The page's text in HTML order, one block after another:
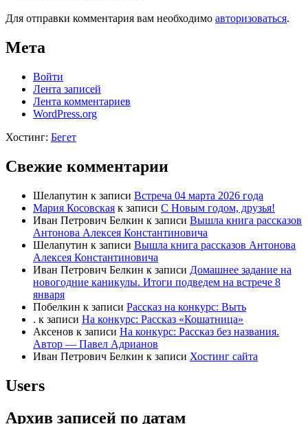
Для отправки комментария вам необходимо авторизоваться.
Мета
Войти
Лента записей
Лента комментариев
WordPress.org
Хостинг: Бегет
Свежие комментарии
Шелапутин к записи Встреча 04 марта 2026 года
Мария Косовская к записи С Новым годом, друзья!
Иван Петрович Белкин к записи Вышла книга рассказов
Антонова Алексея Константиновича
Шелапутин к записи Вышла книга рассказов Антонова
Алексея Константиновича
Иван Петрович Белкин к записи Домашнее задание на
новогодние каникулы. Итоги подведем на встрече 8
января
Побелкин к записи Рассказ на конкурс: Выть
. к записи На конкурс: Рассказ «Кошатница»
Аксенов к записи На конкурс: Рассказ без названия.
Автор — Павел Адрианов
Иван Петрович Белкин к записи Хостинг сайта
Users
Архив записей по датам